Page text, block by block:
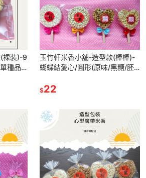
裸裝)-9
種品
玉竹軒米香小舖-造型款(棒棒)-
蝴蝶結愛心/圓形(原味/黑糖/胚
至少10個)
$22